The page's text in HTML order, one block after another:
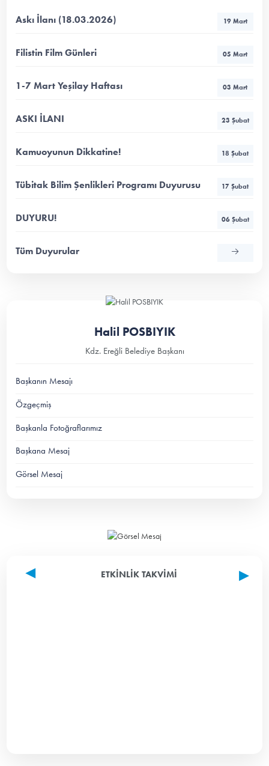
Askı İlanı (18.03.2026) 19 Mart
Filistin Film Günleri 05 Mart
1-7 Mart Yeşilay Haftası 03 Mart
ASKI İLANI 23 Şubat
Kamuoyunun Dikkatine! 18 Şubat
Tübitak Bilim Şenlikleri Programı Duyurusu 17 Şubat
DUYURU! 06 Şubat
Tüm Duyurular
Halil POSBIYIK
Kdz. Ereğli Belediye Başkanı
Başkanın Mesajı
Özgeçmiş
Başkanla Fotoğraflarımız
Başkana Mesaj
Görsel Mesaj
ETKINLIK TAKVIMI